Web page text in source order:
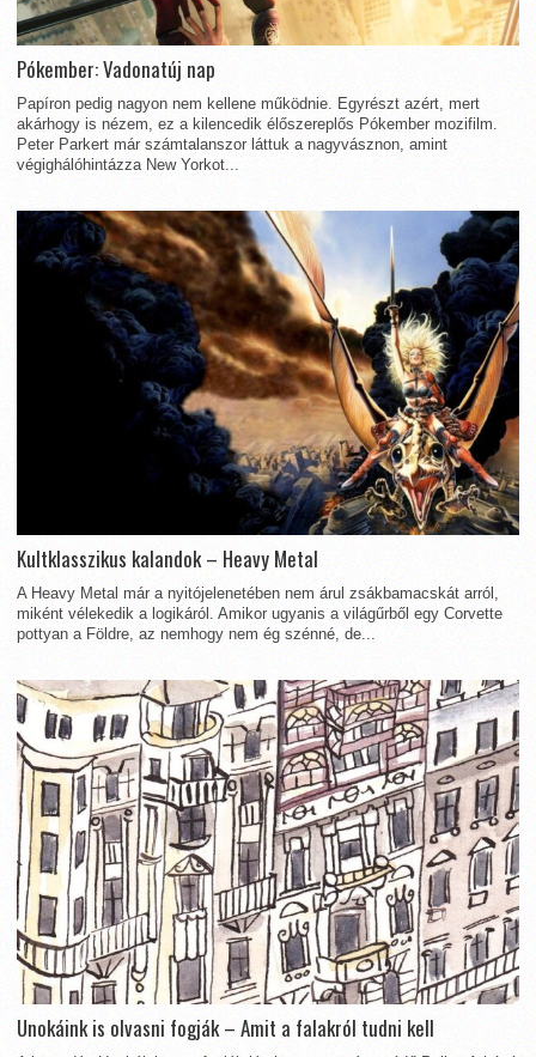
Pókember: Vadonatúj nap
Papíron pedig nagyon nem kellene működnie. Egyrészt azért, mert
akárhogy is nézem, ez a kilencedik élőszereplős Pókember mozifilm.
Peter Parkert már számtalanszor láttuk a nagyvásznon, amint
végighálóhintázza New Yorkot...
Kultklasszikus kalandok – Heavy Metal
A Heavy Metal már a nyitójelenetében nem árul zsákbamacskát arról,
miként vélekedik a logikáról. Amikor ugyanis a világűrből egy Corvette
pottyan a Földre, az nemhogy nem ég szénné, de...
Unokáink is olvasni fogják – Amit a falakról tudni kell